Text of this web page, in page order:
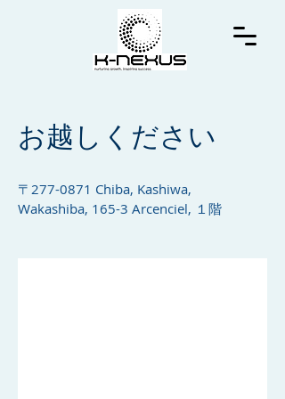
お越しください
〒277-0871 Chiba, Kashiwa,
Wakashiba, 165-3 Arcenciel, １階